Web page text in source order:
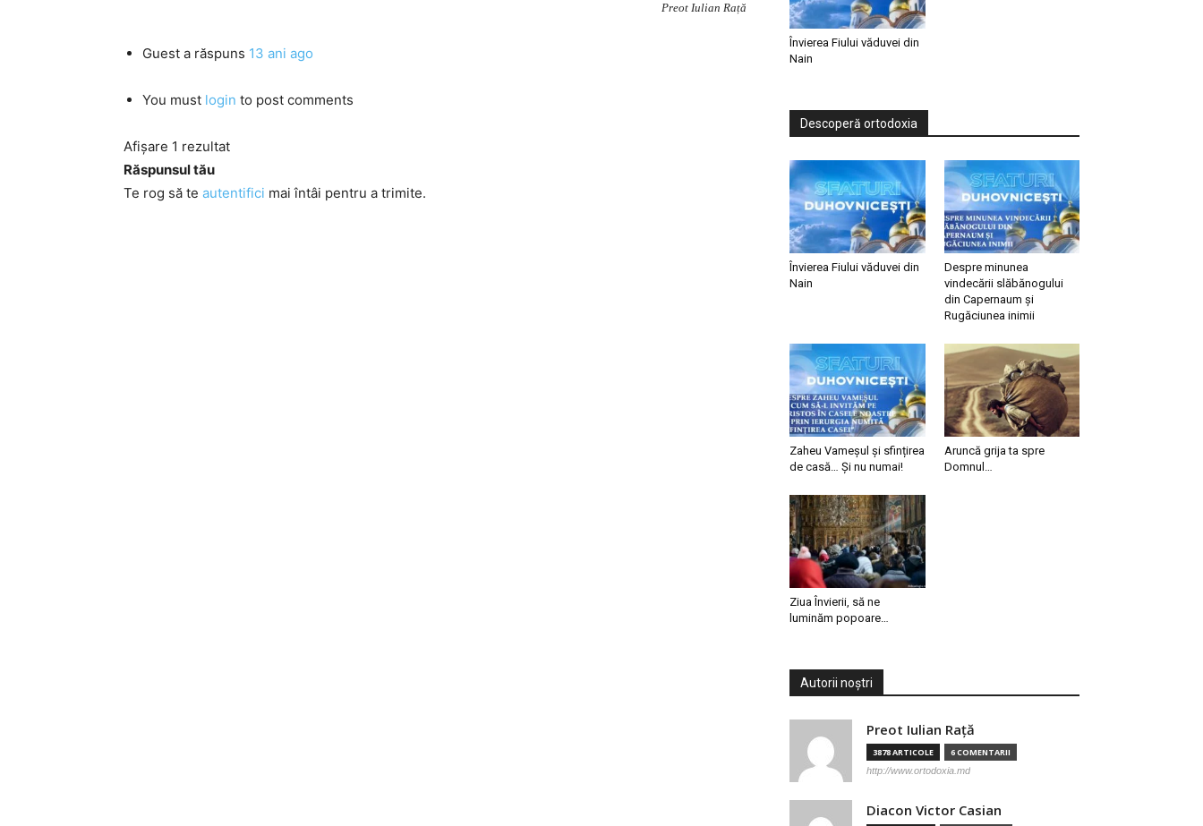
Preot Iulian Rață
Guest a răspuns 13 ani ago
You must login to post comments
Afișare 1 rezultat
Răspunsul tău
Te rog să te autentifici mai întâi pentru a trimite.
Învierea Fiului văduvei din
Nain
Descoperă ortodoxia
Învierea Fiului văduvei din
Nain
Despre minunea
vindecării slăbănogului
din Capernaum și
Rugăciunea inimii
Zaheu Vameșul și sfințirea
de casă… Și nu numai!
Aruncă grija ta spre
Domnul…
Ziua Învierii, să ne
luminăm popoare…
Autorii noștri
Preot Iulian Raţă
3878 ARTICOLE 6 COMENTARII
http://www.ortodoxia.md
Diacon Victor Casian